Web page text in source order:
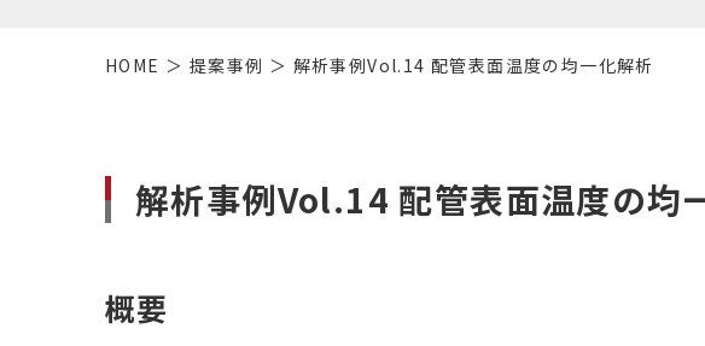
HOME 提案事例 解析事例Vol.14 配管表面温度の均一化解析
解析事例Vol.14 配管表面温度の均
概要